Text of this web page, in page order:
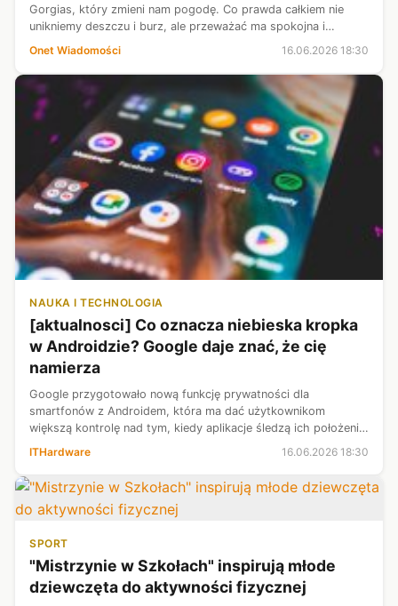
Gorgias, który zmieni nam pogodę. Co prawda całkiem nie
unikniemy deszczu i burz, ale przeważać ma spokojna i
słoneczna aura. Temperatura wzrośnie maksymalnie do 24 st.
Onet Wiadomości 16.06.2026 18:30
NAUKA I TECHNOLOGIA
[aktualnosci] Co oznacza niebieska kropka
w Androidzie? Google daje znać, że cię
namierza
Google przygotowało nową funkcję prywatności dla
smartfonów z Androidem, która ma dać użytkownikom
większą kontrolę nad tym, kiedy aplikacje śledzą ich położenie.
Na ekranach części urządzeń zaczęła pojawiać się
ITHardware 16.06.2026 18:30
SPORT
​"Mistrzynie w Szkołach" inspirują młode
dziewczęta do aktywności fizycznej